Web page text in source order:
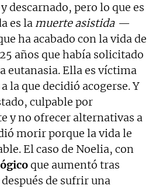
descarnado, pero lo que es
es la muerte asistida —
ha acabado con la vida de
años que había solicitado
eutanasia. Ella es víctima
la que decidió acogerse. Y
culpable por
y no ofrecer alternativas a
morir porque la vida le
El caso de Noelia, con
que aumentó tras
de sufrir una